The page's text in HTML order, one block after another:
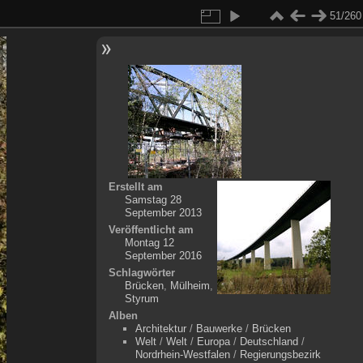
51/260
Erstellt am
Samstag 28
September 2013
Veröffentlicht am
Montag 12
September 2016
Schlagwörter
Brücken, Mülheim,
Styrum
Alben
Architektur/ Bauwerke/ Brücken
Welt/ Welt/ Europa/ Deutschland /
Nordrhein-Westfalen/ Regierungsbezirk